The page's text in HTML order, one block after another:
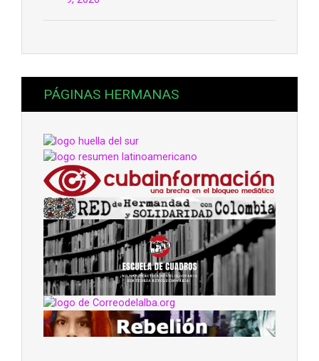
PÁGINAS HERMANAS